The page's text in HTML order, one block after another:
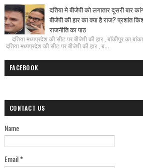
दतिया मे बीजेपी को लगातार दूसरी बार
बीजेपी की हार का क्या है राज? प्रशांत
राजनीति का पाठ
दतिया मध्यप्रदेश की सीट पर बीजेपी की हार , बाँकीपुर का
दतिया मध्यप्रदेश की सीट पर बीजेपी की हार , ब...
FACEBOOK
CONTACT US
Name
Email*